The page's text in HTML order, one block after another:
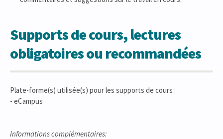
Supports de cours, lectures
obligatoires ou recommandées
Plate-forme(s) utilisée(s) pour les supports de cours :
- eCampus
Informations complémentaires: